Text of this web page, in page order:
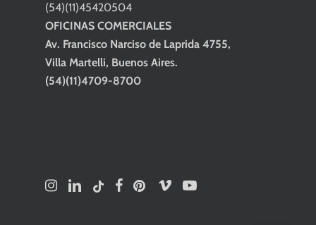
(54)(11)45420504
OFICINAS COMERCIALES
Av. Francisco Narciso de Laprida 4755,
Villa Martelli, Buenos Aires.
(54)(11)4709-8700